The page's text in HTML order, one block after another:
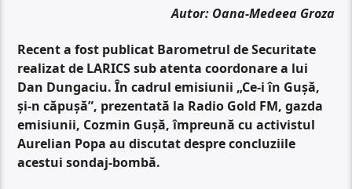
Autor: Oana-Medeea Groza
Recent a fost publicat Barometrul de Securitate
realizat de LARICS sub atenta coordonare a lui
Dan Dungaciu. În cadrul emisiunii „Ce-i în Gușă,
și-n căpușă”, prezentată la Radio Gold FM, gazda
emisiunii, Cozmin Gușă, împreună cu activistul
Aurelian Popa au discutat despre concluziile
acestui sondaj-bombă.